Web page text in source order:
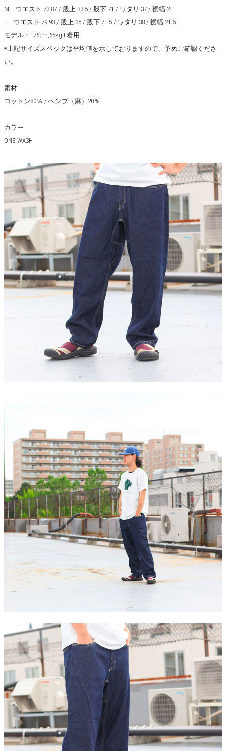
M ウエスト 73-87 / 股上 33.5 / 股下 71 / ワタリ 37 / 裾幅 21
L ウエスト 79-93 / 股上 35 / 股下 71.5 / ワタリ 38 / 裾幅 21.5
モデル：176cm,65kg,L着用
※上記サイズスペックは平均値を示しておりますので、予めご確認くださ
い。
素材
コットン80％ / ヘンプ（麻）20％
カラー
ONE WASH